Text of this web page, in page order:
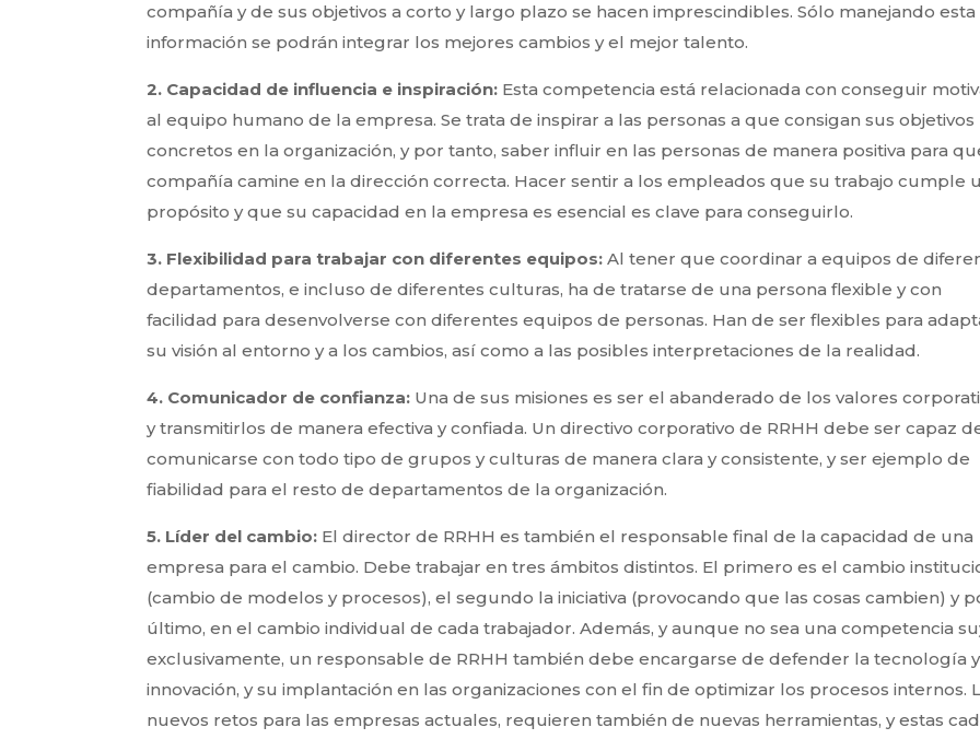
compañía y de sus objetivos a corto y largo plazo se hacen imprescindibles. Sólo manejando esta
información se podrán integrar los mejores cambios y el mejor talento.
2. Capacidad de influencia e inspiración: Esta competencia está relacionada con conseguir
al equipo humano de la empresa. Se trata de inspirar a las personas a que consigan sus objetivos
concretos en la organización, y por tanto, saber influir en las personas de manera positiva para
compañía camine en la dirección correcta. Hacer sentir a los empleados que su trabajo cumple
propósito y que su capacidad en la empresa es esencial es clave para conseguirlo.
3. Flexibilidad para trabajar con diferentes equipos:Al tener que coordinar a equipos de
departamentos, e incluso de diferentes culturas, ha de tratarse de una persona flexible y con
facilidad para desenvolverse con diferentes equipos de personas. Han de ser flexibles para
su visión al entorno y a los cambios, así como a las posibles interpretaciones de la realidad.
4. Comunicador de confianza: Una de sus misiones es ser el abanderado de los valores
y transmitirlos de manera efectiva y confiada. Un directivo corporativo de RRHH debe ser capaz
comunicarse con todo tipo de grupos y culturas de manera clara y consistente, y ser ejemplo de
fiabilidad para el resto de departamentos de la organización.
5. Líder del cambio: El director de RRHH es también el responsable final de la capacidad de una
empresa para el cambio. Debe trabajar en tres ámbitos distintos. El primero es el cambio
(cambio de modelos y procesos), el segundo la iniciativa (provocando que las cosas cambien) y
último, en el cambio individual de cada trabajador. Además, y aunque no sea una competencia
exclusivamente, un responsable de RRHH también debe encargarse de defender la tecnología
innovación, y su implantación en las organizaciones con el fin de optimizar los procesos internos.
nuevos retos para las empresas actuales, requieren también de nuevas herramientas, y estas